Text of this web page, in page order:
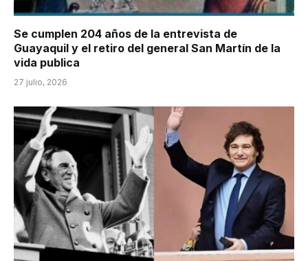
Se cumplen 204 años de la entrevista de
Guayaquil y el retiro del general San Martín de la
vida publica
27 julio, 2026